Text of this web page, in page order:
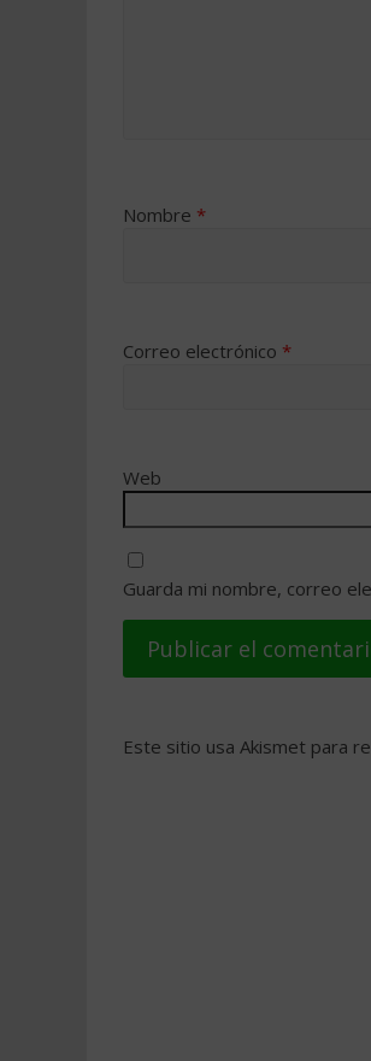
Nombre *
Correo electrónico *
Web
Guarda mi nombre, correo
Este sitio usa Akismet para